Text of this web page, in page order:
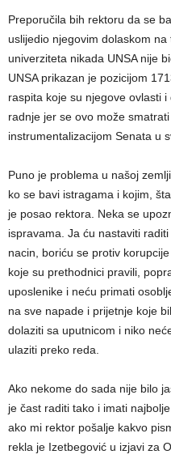
Preporučila bih rektoru da se
uslijedio njegovim dolaskom
univerziteta nikada UNSA nije
UNSA prikazan je pozicijom
raspita koje su njegove ovlasti
radnje jer se ovo može
instrumentalizacijom Senata u
Puno je problema u našoj
ko se bavi istragama i kojim,
je posao rektora. Neka se
ispravama. Ja ću nastaviti
nacin, boriću se protiv
koje su prethodnici pravili,
uposlenike i neću primati
na sve napade i prijetnje koje
dolaziti sa uputnicom i niko
ulaziti preko reda.
Ako nekome do sada nije bilo
je čast raditi tako i imati
ako mi rektor pošalje kakvo
rekla je Izetbegović u izjavi za